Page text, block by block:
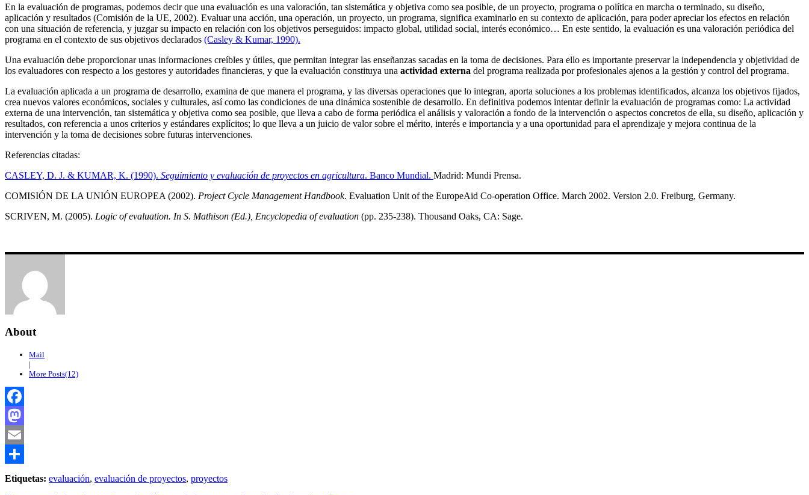
En la evaluación de programas, podemos decir que una evaluación es una valoración, tan sistemática y objetiva como sea posible, de un proyecto, programa o política en marcha o terminado, su diseño,
aplicación y resultados (Comisión de la UE, 2002). Evaluar una acción, una operación, un proyecto, un programa, significa examinarlo en su contexto de aplicación, para poder apreciar los efectos en relación
con una situación de referencia, y juzgar su impacto en relación con los objetivos perseguidos: impacto global, utilidad social, interés económico… En este sentido, la evaluación es una valoración periódica del
programa en el contexto de sus objetivos declarados (Casley & Kumar, 1990).
Una evaluación debe proporcionar unas informaciones creíbles y útiles, que permitan integrar las enseñanzas sacadas en la toma de decisiones. Para ello es importante preservar la independencia y objetividad de
los evaluadores con respecto a los gestores y autoridades financieras, y que la evaluación constituya una actividad externa del programa realizada por profesionales ajenos a la gestión y control del programa.
La evaluación aplicada a un programa de desarrollo, examina de que manera el programa, y las diversas operaciones que lo integran, aporta soluciones a los problemas identificados, alcanza los objetivos fijados,
crea nuevos valores económicos, sociales y culturales, así como las condiciones de una dinámica sostenible de desarrollo. En definitiva podemos intentar definir la evaluación de programas como: La actividad
externa de una intervención, tan sistemática y objetiva como sea posible, que lleva a cabo de forma periódica el análisis y valoración a fondo de la intervención o aspectos concretos de ella, su diseño, aplicación y
resultados, con referencia a unos criterios y estándares explícitos; lo que lleva a un juicio de valor sobre el mérito, interés e importancia y a una oportunidad para el aprendizaje y mejora continua de la
intervención y la toma de decisiones sobre futuras intervenciones.
Referencias citadas:
CASLEY, D. J. & KUMAR, K. (1990). Seguimiento y evaluación de proyectos en agricultura. Banco Mundial. Madrid: Mundi Prensa.
COMISIÓN DE LA UNIÓN EUROPEA (2002). Project Cycle Management Handbook. Evaluation Unit of the EuropeAid Co-operation Office. March 2002. Version 2.0. Freiburg, Germany.
SCRIVEN, M. (2005). Logic of evaluation. In S. Mathison (Ed.), Encyclopedia of evaluation (pp. 235-238). Thousand Oaks, CA: Sage.
About
Mail
|
More Posts(12)
Facebook
Mastodon
Email
Compartir
Etiquetas: evaluación, evaluación de proyectos, proyectos